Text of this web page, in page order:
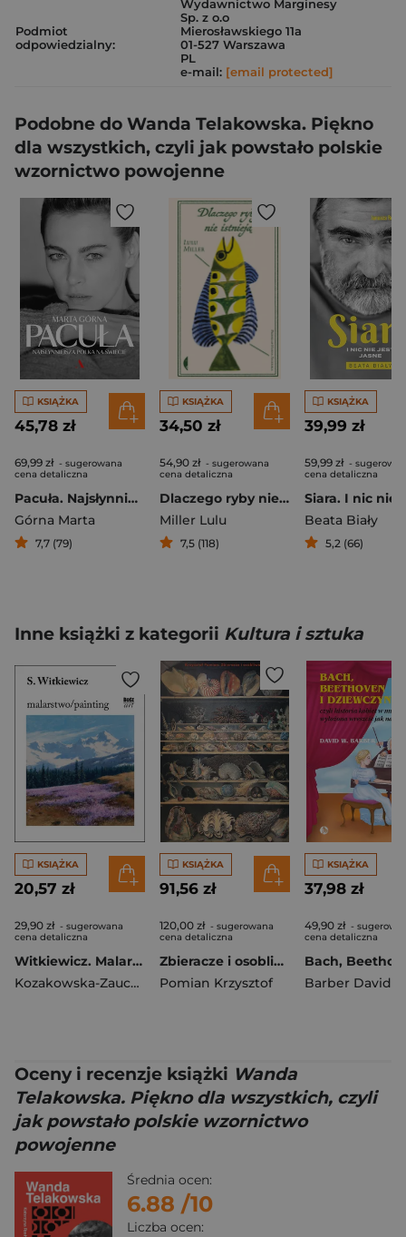
Podmiot
odpowiedzialny:
Wydawnictwo Marginesy
Sp. z o.o
Mierosławskiego 11a
01-527 Warszawa
PL
e-mail: [email protected]
Podobne do Wanda Telakowska. Piękno
dla wszystkich, czyli jak powstało polskie
wzornictwo powojenne
KSIĄŻKA
45,78 zł
69,99 zł - sugerowana
cena detaliczna
Pacuła. Najsłynniejsza Polka na świecie
Górna Marta
7,7 (79)
KSIĄŻKA
34,50 zł
54,90 zł - sugerowana
cena detaliczna
Dlaczego ryby nie istnieją
Miller Lulu
7,5 (118)
KSIĄŻKA
39,99 zł
59,99 zł -
cena detaliczna
Beata Biały
5,2 (66)
Inne książki z kategorii Kultura i sztuka
KSIĄŻKA
20,57 zł
29,90 zł - sugerowana
cena detaliczna
Witkiewicz. Malarstwo
Kozakowska-Zaucha Urszula
KSIĄŻKA
91,56 zł
120,00 zł - sugerowana
cena detaliczna
Zbieracze i osobliwości. Paryż-Wenecja XVI-XVIII wiek wyd. 2
Pomian Krzysztof
KSIĄŻKA
37,98 zł
49,90 zł -
cena detaliczna
Barber David
Oceny i recenzje książki Wanda
Telakowska. Piękno dla wszystkich, czyli
jak powstało polskie wzornictwo
powojenne
Średnia ocen:
6.88 /10
Liczba ocen: